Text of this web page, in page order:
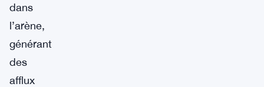
dans
l’arène,
générant
des
afflux